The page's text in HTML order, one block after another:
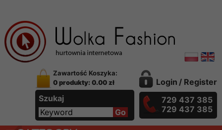
Zawartość Koszyka:
0 produkty: 0.00 zł
Szukaj
Login / Register
729 437 385
729 437 385